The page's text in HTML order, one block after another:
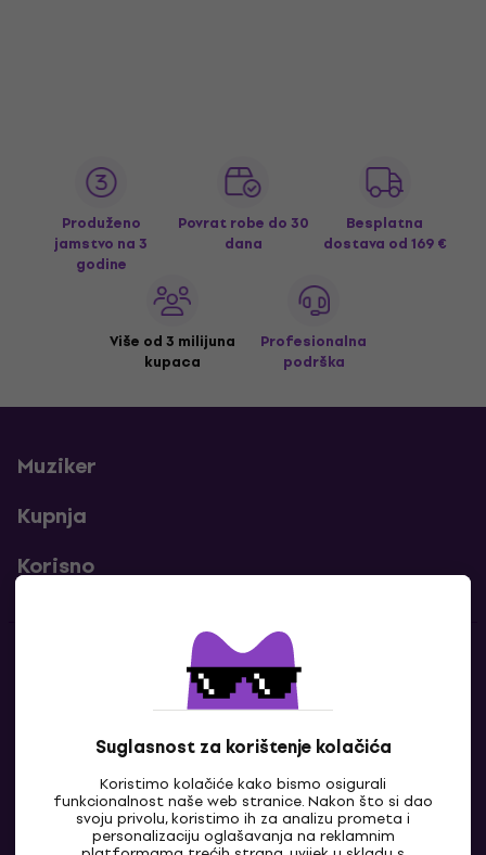
Suglasnost za korištenje kolačića
Koristimo kolačiće kako bismo osigurali
funkcionalnost naše web stranice. Nakon što si dao
svoju privolu, koristimo ih za analizu prometa i
personalizaciju oglašavanja na reklamnim
Produženo
jamstvo na 3
godine
Povrat robe do 30
dana
Besplatna
dostava od 169 €
Više od 3 milijuna
kupaca
Profesionalna
podrška
Muziker
Kupnja
Korisno
Kontakti
Javi nam se